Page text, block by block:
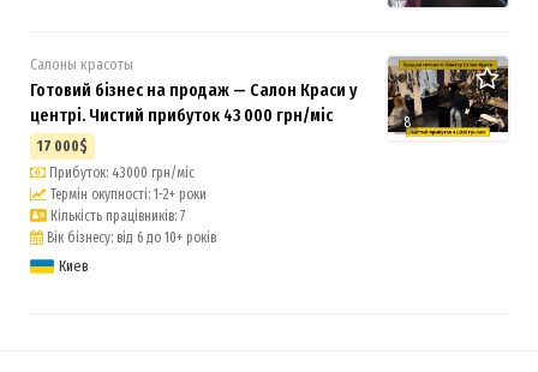
8
Салоны красоты
Готовий бізнес на продаж — Салон Краси у
центрі. Чистий прибуток 43 000 грн/міс
17 000$
Прибуток: 43000 грн/міс
Термін окупності: 1-2+ роки
Кількість працівників: 7
Вік бізнесу: від 6 до 10+ років
Киев